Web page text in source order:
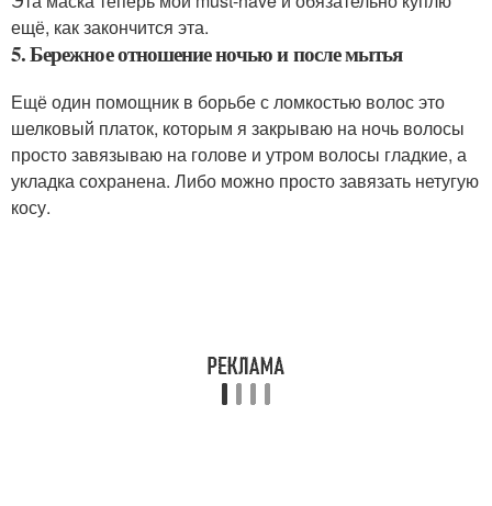
ещё, как закончится эта.
5. Бережное отношение ночью и после мытья
Ещё один помощник в борьбе с ломкостью волос это
шелковый платок, которым я закрываю на ночь волосы
просто завязываю на голове и утром волосы гладкие, а
укладка сохранена. Либо можно просто завязать нетугую
косу.